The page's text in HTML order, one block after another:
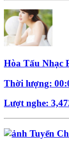
Hòa Tấu Nhạc
Thời lượng:
Lượt nghe: